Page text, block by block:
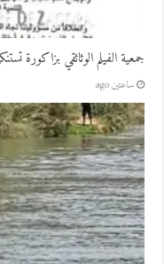
جمعية الفيلم الوثائقي بزاكورة
ساعتين ago